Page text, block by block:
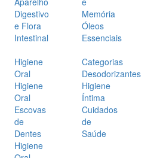
Digestivo
e Flora
Intestinal
Memória
Óleos
Essenciais
Higiene
Oral
Higiene
Oral
Escovas
de
Dentes
Higiene
Categorias
Desodorizantes
Higiene
Íntima
Cuidados
de
Saúde